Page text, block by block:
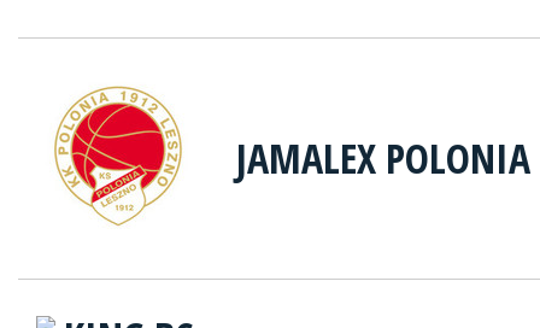
JAMALEX